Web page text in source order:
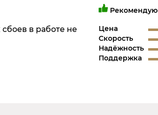
в работе не
Рекомендую
Цена
Скорость
Надёжность
Поддержка